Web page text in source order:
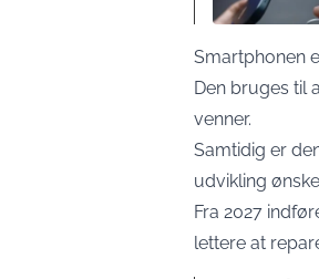
Smartphonen
Den bruges til
venner.
Samtidig er
udvikling
Fra 2027
lettere at